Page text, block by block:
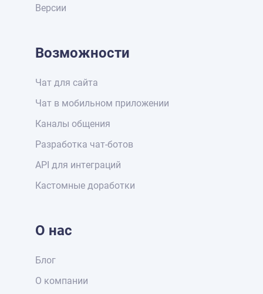
Версии
Возможности
Чат для сайта
Чат в мобильном приложении
Каналы общения
Разработка чат-ботов
API для интеграций
Кастомные доработки
О нас
Блог
О компании